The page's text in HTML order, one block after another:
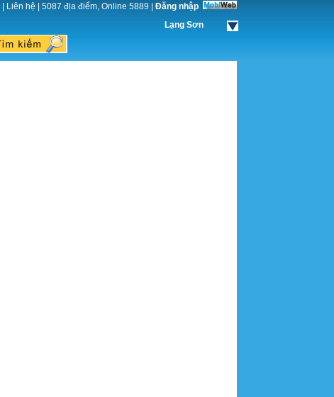
Liên hệ 5087 địa điểm, Online 5889
Đăng nhập
Lạng Sơn